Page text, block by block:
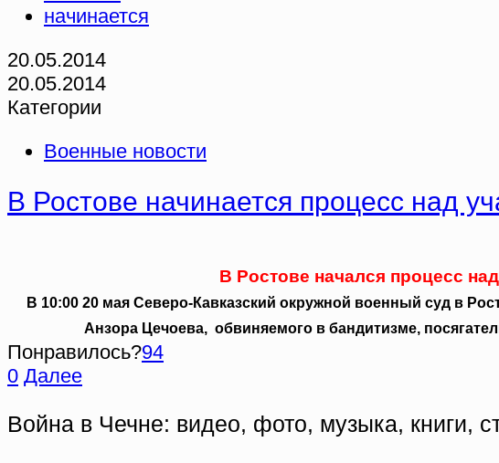
начинается
20.05.2014
20.05.2014
Категории
Военные новости
В Ростове начинается процесс над
В Ростове начался процесс
В 10:00 20 мая Северо-Кавказский окружной военный суд в
Анзора Цечоева, обвиняемого в бандитизме,
Понравилось?94
0 Далее
Война в Чечне: видео, фото, музыка, книги,